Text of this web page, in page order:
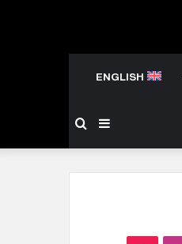
ENGLISH
عن
إضافة
عمود